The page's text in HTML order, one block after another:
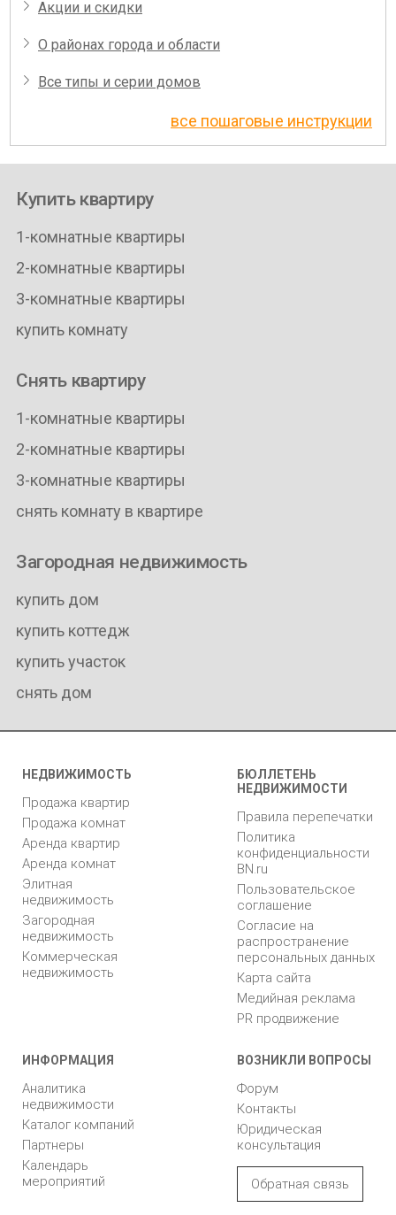
Акции и скидки
О районах города и области
Все типы и серии домов
все пошаговые инструкции
Купить квартиру
1-комнатные квартиры
2-комнатные квартиры
3-комнатные квартиры
купить комнату
Снять квартиру
1-комнатные квартиры
2-комнатные квартиры
3-комнатные квартиры
снять комнату в квартире
Загородная недвижимость
купить дом
купить коттедж
купить участок
снять дом
НЕДВИЖИМОСТЬ
Продажа квартир
Продажа комнат
Аренда квартир
Аренда комнат
Элитная
недвижимость
Загородная
недвижимость
Коммерческая
недвижимость
БЮЛЛЕТЕНЬ
НЕДВИЖИМОСТИ
Правила перепечатки
Политика
конфиденциальности
BN.ru
Пользовательское
соглашение
Согласие на
распространение
персональных данных
Карта сайта
Медийная реклама
PR продвижение
ИНФОРМАЦИЯ
Аналитика
недвижимости
Каталог компаний
Партнеры
Календарь
мероприятий
ВОЗНИКЛИ ВОПРОСЫ
Форум
Контакты
Юридическая
консультация
Обратная связь